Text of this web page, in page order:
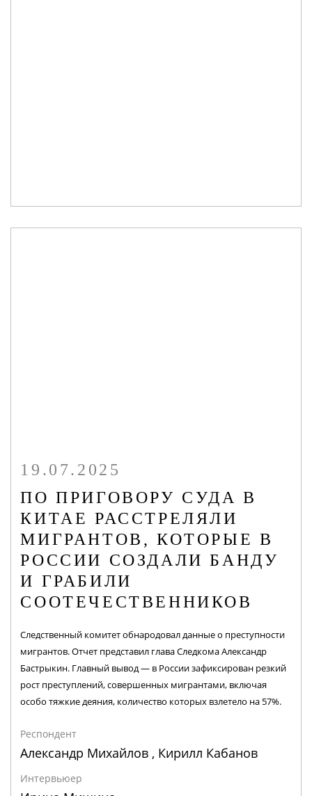
19.07.2025
ПО ПРИГОВОРУ СУДА В
КИТАЕ РАССТРЕЛЯЛИ
МИГРАНТОВ, КОТОРЫЕ В
РОССИИ СОЗДАЛИ БАНДУ
И ГРАБИЛИ
СООТЕЧЕСТВЕННИКОВ
Следственный комитет обнародовал данные о преступности
мигрантов. Отчет представил глава Следкома Александр
Бастрыкин. Главный вывод — в России зафиксирован резкий
рост преступлений, совершенных мигрантами, включая
особо тяжкие деяния, количество которых взлетело на 57%.
Респондент
Александр Михайлов , Кирилл Кабанов
Интервьюер